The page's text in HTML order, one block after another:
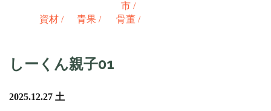
市 /
資材 / 青果 / 骨董 /
しーくん親子01
2025.12.27 土